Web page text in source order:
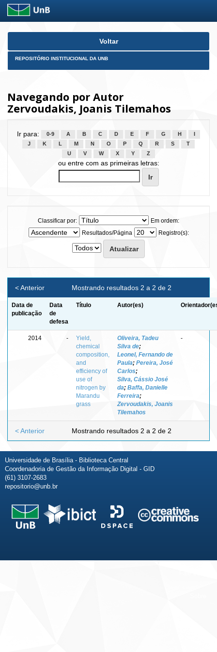
Skip
Voltar
REPOSITÓRIO INSTITUCIONAL DA UNB
Navegando por Autor
Zervoudakis, Joanis Tilemahos
Ir para: 0-9 A B C D E F G H
J
K L M N O P Q R S
T
U
V W X Y Z
ou entre com as primeiras letras:
Classificar por:
Em ordem:
Resultados/Página
Registro(s):
Mostrando resultados 2 a 2 de 2
< Anterior
Data de
publicação
Data
de
defesa
Título Autor(es)
2014 -
Yield,
chemical
composition,
and
efficiency of
use of
nitrogen by
Marandu
grass
Oliveira, Tadeu
Silva de;
Leonel, Fernando de
Paula; Pereira, José
Carlos;
Silva, Cássio José
da; Baffa, Danielle
Ferreira;
Zervoudakis, Joanis
Tilemahos
-
Mostrando resultados 2 a 2 de 2
< Anterior
Universidade de Brasília - Biblioteca Central
Coordenadoria de Gestão da Informação Digital - GID
(61) 3107-2683
repositorio@unb.br